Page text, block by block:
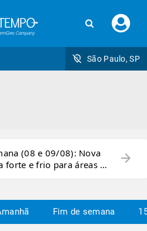
seu
São Paulo, SP
(08 e 09/08): Nova
e frio para áreas do
arrow_forward
Fim de semana